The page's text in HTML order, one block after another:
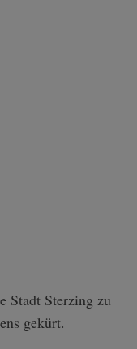
Stadt Sterzing zu
gekürt.